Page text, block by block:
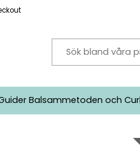
Balsammetoden och